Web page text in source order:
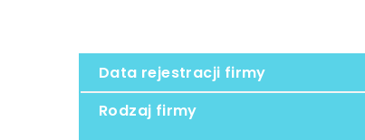
Data rejestracji firmy
Rodzaj firmy